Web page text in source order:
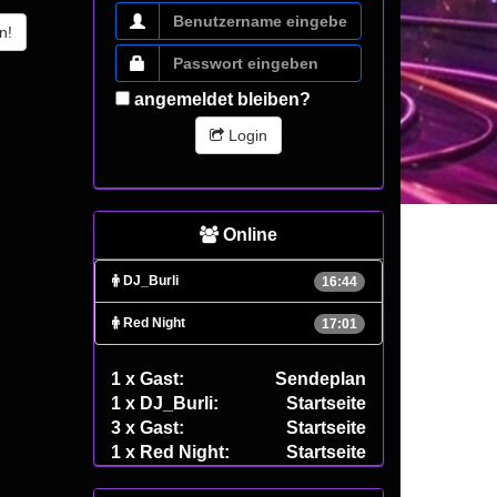
angemeldet bleiben?
Login
Online
DJ_Burli 16:44
Red Night 17:01
1 x Gast:
Sendeplan
1 x DJ_Burli:
Startseite
3 x Gast:
Startseite
1 x Red Night:
Startseite